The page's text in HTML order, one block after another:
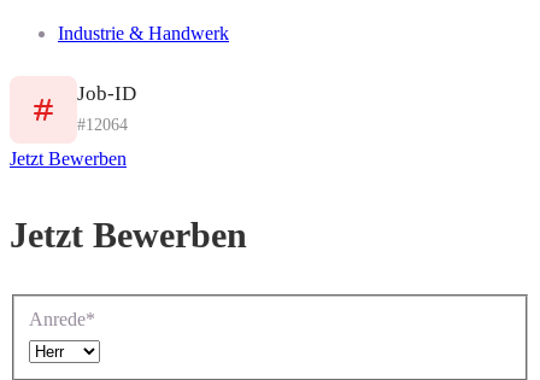
Industrie & Handwerk
Job-ID
#12064
Jetzt Bewerben
Jetzt Bewerben
Anrede*